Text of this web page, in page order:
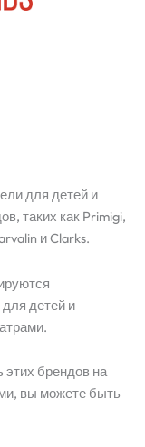
для детей и
таких как Primigi,
и Clarks.
детей и
брендов на
вы можете быть